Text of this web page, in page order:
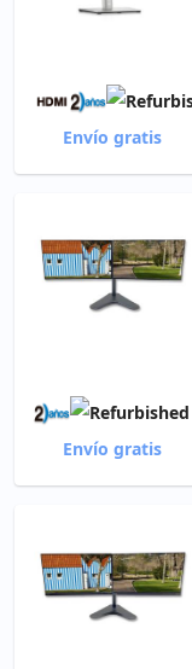
Envío gratis
Envío gratis